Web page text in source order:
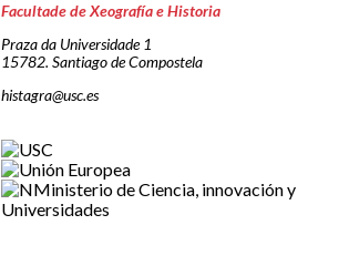
Facultade de Xeografía e Historia
Praza da Universidade 1
15782. Santiago de Compostela
histagra@usc.es